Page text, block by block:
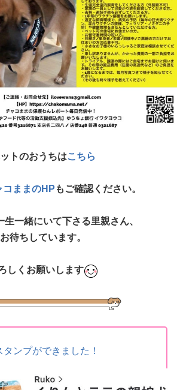
トのおうちはこちら
コままのHP もご確認ください。
生一緒にいて下さる里親さん、
お待ちしています。
しくお願いします
ンプができました！